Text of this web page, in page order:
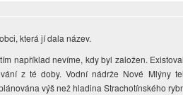
která jí dala název.
například nevíme, kdy byl založen.
z té doby. Vodní nádrže Nové Mlýny
výš než hladina Strachotínského